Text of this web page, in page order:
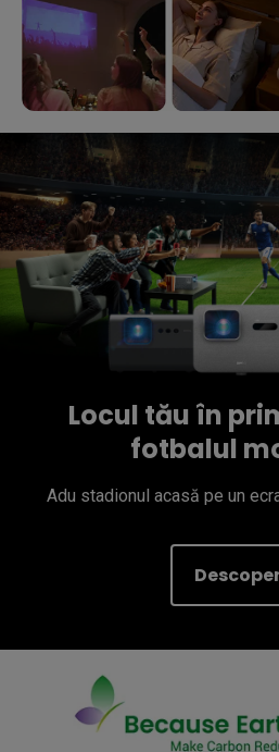
Locul tău în
fotbalul
Adu stadionul acasă pe un